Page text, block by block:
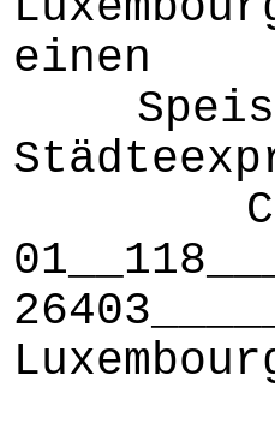
einen
CFL L